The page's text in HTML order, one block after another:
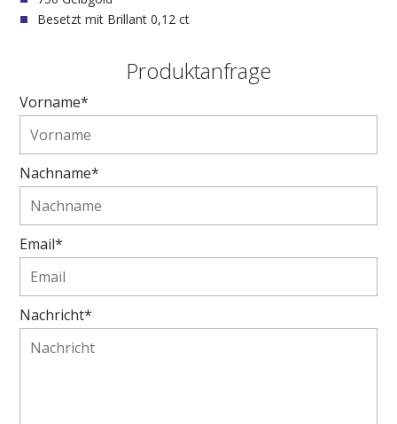
Besetzt mit Brillant 0,12 ct
Produktanfrage
Vorname*
Nachname*
Email*
Nachricht*